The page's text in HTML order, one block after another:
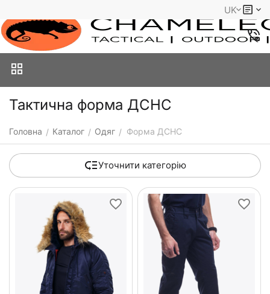
UK
Тактична форма ДСНС
Головна / Каталог / Одяг / Форма ДСНС
Уточнити категорію